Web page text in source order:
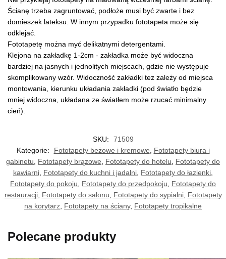
Ścianę trzeba zagruntować, podłoże musi być zwarte i bez
domieszek lateksu. W innym przypadku fototapeta może się
odklejać.
Fototapetę można myć delikatnymi detergentami.
Klejona na zakładkę 1-2cm - zakładka może być widoczna
bardziej na jasnych i jednolitych miejscach, gdzie nie występuje
skomplikowany wzór. Widoczność zakładki tez zależy od miejsca
montowania, kierunku układania zakładki (pod światło będzie
mniej widoczna, układana ze światłem może rzucać minimalny
cień).
SKU:
71509
Kategorie:
Fototapety beżowe i kremowe
Fototapety biura i
gabinetu
Fototapety brązowe Fototapety do hotelu
Fototapety do
kawiarni Fototapety do kuchni i jadalni Fototapety do łazienki
Fototapety do pokoju
Fototapety do przedpokoju
Fototapety do
restauracji, Fototapety do salonu Fototapety do sypialni, Fototapety
na korytarz Fototapety na ściany, Fototapety tropikalne
Polecane produkty